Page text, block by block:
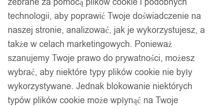
technologii, aby poprawić Twoje doświadczenie na
naszej stronie, analizować, jak je wykorzystujesz, a
także w celach marketingowych. Ponieważ
szanujemy Twoje prawo do prywatności, możesz
wybrać, aby niektóre typy plików cookie nie były
wykorzystywane. Jednak blokowanie niektórych
typów plików cookie może wpłynąć na Twoje